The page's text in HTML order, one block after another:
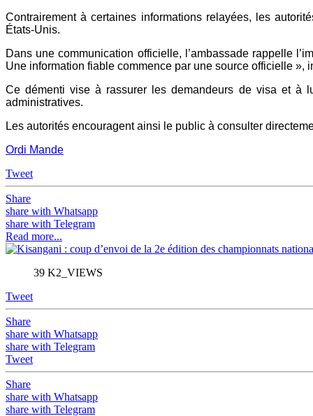
Contrairement à certaines informations relayées, les
États-Unis.
Dans une communication officielle, l’ambassade rappelle
Une information fiable commence par une source officielle »,
Ce démenti vise à rassurer les demandeurs de visa et à
administratives.
Les autorités encouragent ainsi le public à consulter
Ordi Mande
Tweet
Share
share with Whatsapp
share with Telegram
Read more...
39 K2_VIEWS
Tweet
Share
share with Whatsapp
share with Telegram
Tweet
Share
share with Whatsapp
share with Telegram